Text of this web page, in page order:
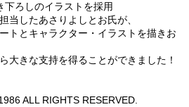
ろしのイラストを採用
当したあさりよしとお氏が、
トとキャラクター・イラストを描きお
大きな支持を得ることができました！
ALL RIGHTS RESERVED.